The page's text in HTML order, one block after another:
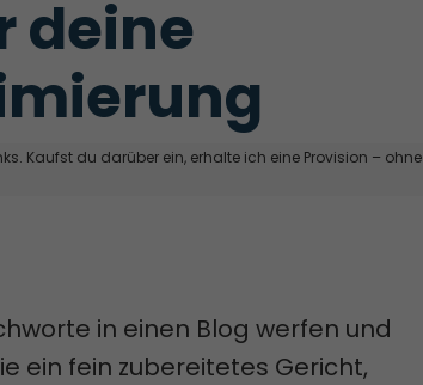
deine
Kaufst du darüber ein, erhalte ich eine Provision – ohne
in einen Blog werfen und
ein fein zubereitetes Gericht,